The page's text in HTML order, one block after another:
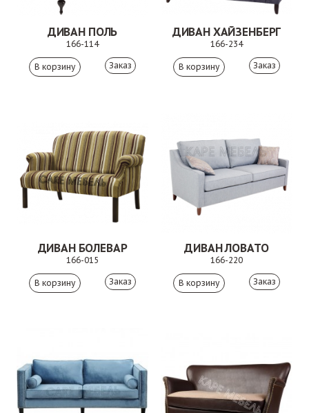
ДИВАН ПОЛЬ
166-114
Заказ
ДИВАН ХАЙЗЕНБЕРГ
166-234
Заказ
ДИВАН БОЛЕВАР
166-015
Заказ
ДИВАН ЛОВАТО
166-220
Заказ